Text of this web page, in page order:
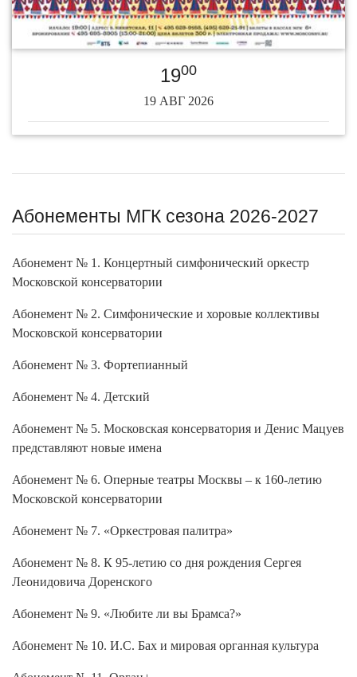
1900
19 АВГ 2026
Абонементы МГК сезона 2026-2027
Абонемент № 1. Концертный симфонический оркестр
Московской консерватории
Абонемент № 2. Симфонические и хоровые коллективы
Московской консерватории
Абонемент № 3. Фортепианный
Абонемент № 4. Детский
Абонемент № 5. Московская консерватория и Денис Мацуев
представляют новые имена
Абонемент № 6. Оперные театры Москвы – к 160-летию
Московской консерватории
Абонемент № 7. «Оркестровая палитра»
Абонемент № 8. К 95-летию со дня рождения Сергея
Леонидовича Доренского
Абонемент № 9. «Любите ли вы Брамса?»
Абонемент № 10. И.С. Бах и мировая органная культура